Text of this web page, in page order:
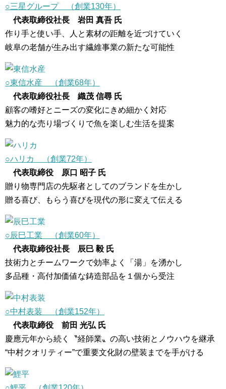
○三星グループ （創業130年）
代表取締役社長 岩田 真吾 氏
作り手と使い手、人と素材の距離を近づけていく
岐阜の老舗が生み出す繊維事業の新たな可能性
○東信水産 （創業68年）
代表取締役社長 織茂 信尋 氏
顧客の嗜好とニーズの変化にきめ細かく対応
魅力的な売り場づくりで魚を楽しむ生活を提案
○ハリカ （創業72年）
代表取締役 原口 昭子 氏
贈り物専門店の先駆者としてのブランドを生かし
贈る喜び、もらう喜びを現代の形に変えて伝える
○辰巳工業 （創業60年）
代表取締役社長 辰巳 毅 氏
技術力とチームワークで効率よく「湯」を湧かし
多品種・高付加価値な鋳造部品を１個から受注
○中村表装 （創業152年）
代表取締役 前田 光弘 氏
慶應元年から続く〝経師業〟の高い技術とノウハウを継承
“中村クオリティー”で重要文化財の壁装までを手がける